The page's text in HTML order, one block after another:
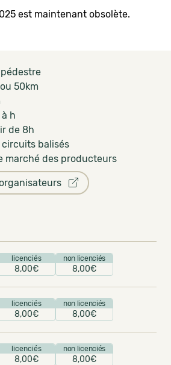
est maintenant obsolète.
50km
h
de 8h
balisés
marché des producteurs
licenciés
8,00€
non licenciés
8,00€
licenciés
8,00€
non licenciés
8,00€
licenciés
8,00€
non licenciés
8,00€